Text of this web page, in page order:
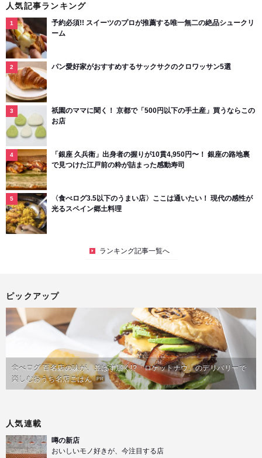
人気記事ランキング
予約必須!! スイーツのプロが推薦する唯一無二の絶品シュークリ
ーム
パン愛好家がおすすめするサックサクのクロワッサン5選
祇園のママに聞く！ 京都で「500円以下の手土産」買うならこの
お店
「銀座 久兵衛」出身者の握りが10貫4,950円〜！ 銀座の路地裏
で見つけた江戸前の粋が詰まった感動寿司
〈食べログ3.5以下のうまい店〉ここは通いたい！ 現代の感性が
光るスペイン郷土料理
ランキング記事一覧へ
ピックアップ
食べログ 百名店の味が、並ばず届く!?「ロケットナウ」のデリバリーで
楽しむおうち名店ごはん PR
人気連載
噂の新店
おいしいモノ好きが、今注目する店